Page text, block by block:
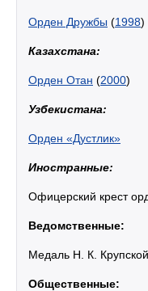
Орден Дружбы (1998)
Казахстана:
Орден Отан (2000)
Узбекистана:
Орден «Дустлик»
Иностранные:
Офицерский крест
Ведомственные:
Медаль Н. К.
Общественные: